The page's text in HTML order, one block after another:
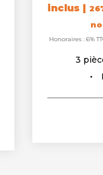
inclus |
Honoraires : 6%
3